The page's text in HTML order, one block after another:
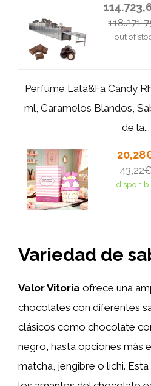
out of
Perfume Lata&Fa Candy
ml, Caramelos Blandos,
de la...
Variedad de
Valor Vitoria ofrece una
chocolates con diferentes
clásicos como chocolate
negro, hasta opciones más
matcha, jengibre o lichi.